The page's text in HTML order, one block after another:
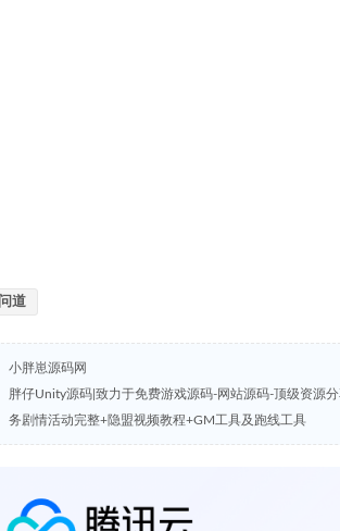
问道
小胖崽源码网
胖仔Unity源码|致力于免费游戏源码-网站源码-顶级资源
务剧情活动完整+隐盟视频教程+GM工具及跑线工具